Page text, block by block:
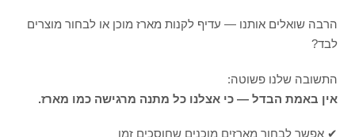
הרבה שואלים אותנו — עדיף לקנות מארז מוכן או לבחור מוצרים
לבד?
התשובה שלנו פשוטה:
אין באמת הבדל — כי אצלנו כל מתנה מרגישה כמו מארז.
✔ אפשר לבחור מארזים מוכנים שחוסכים זמן